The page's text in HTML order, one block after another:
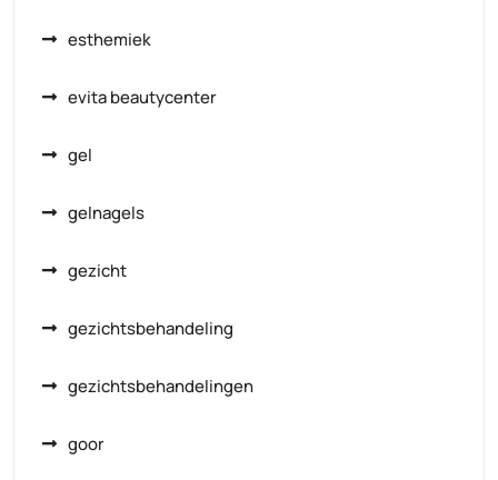
esthemiek
evita beautycenter
gel
gelnagels
gezicht
gezichtsbehandeling
gezichtsbehandelingen
goor